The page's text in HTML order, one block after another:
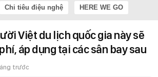
Chi tiêu điệu nghệ HERE WE GO
Việt du lịch quốc gia này sẽ
áp dụng tại các sân bay sau
trước